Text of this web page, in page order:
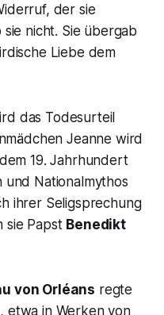
der sie
nicht. Sie übergab
Liebe dem
das Todesurteil
Jeanne wird
19. Jahrhundert
und Nationalmythos
ihrer Seligsprechung
sie Papst Benedikt
von Orléans regte
etwa in Werken von